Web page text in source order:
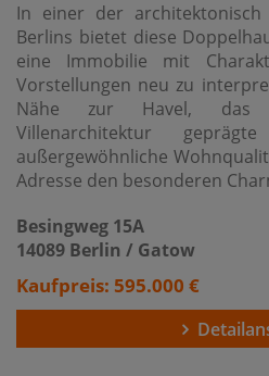
In einer der architektonisch
Berlins bietet diese
eine Immobilie mit
Vorstellungen neu zu
Nähe zur Havel, das
Villenarchitektur
außergewöhnliche
Adresse den besonderen
Besingweg 15A
14089 Berlin / Gatow
Kaufpreis: 595.000 €